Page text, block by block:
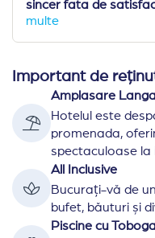
sincer fata de
multe
Important de
Amplasare
Hotelul este
promenada,
spectaculoase la
All Inclusive
Bucurați-vă de
bufet, băuturi și
Piscine cu